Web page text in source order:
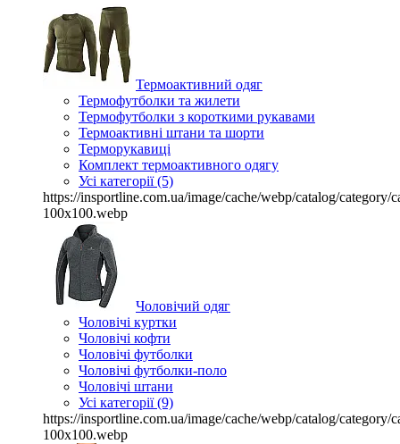
Термоактивний одяг
Термофутболки та жилети
Термофутболки з короткими рукавами
Термоактивні штани та шорти
Терморукавиці
Комплект термоактивного одягу
Усі категорії (5)
https://insportline.com.ua/image/cache/webp/catalog/category/
100x100.webp
Чоловічий одяг
Чоловічі куртки
Чоловічі кофти
Чоловічі футболки
Чоловічі футболки-поло
Чоловічі штани
Усі категорії (9)
https://insportline.com.ua/image/cache/webp/catalog/category/
100x100.webp